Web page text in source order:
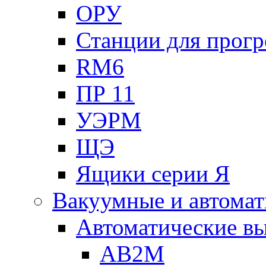
ОРУ
Станции для
RM6
ПР 11
УЭРМ
ЩЭ
Ящики серии Я
Вакуумные и
Автоматические
AB2M